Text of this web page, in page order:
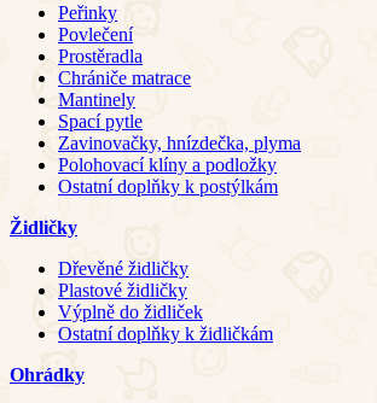
Peřinky
Povlečení
Prostěradla
Chrániče matrace
Mantinely
Spací pytle
Zavinovačky, hnízdečka, plyma
Polohovací klíny a podložky
Ostatní doplňky k postýlkám
Židličky
Dřevěné židličky
Plastové židličky
Výplně do židliček
Ostatní doplňky k židličkám
Ohrádky